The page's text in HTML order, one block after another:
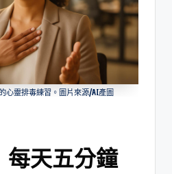
心靈排毒練習。圖片來源/AI產圖
每天五分鐘